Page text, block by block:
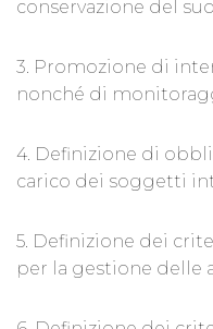
conservazione del
3. Promozione di
nonché di
4. Definizione di
carico dei soggetti
5. Definizione dei
per la gestione delle